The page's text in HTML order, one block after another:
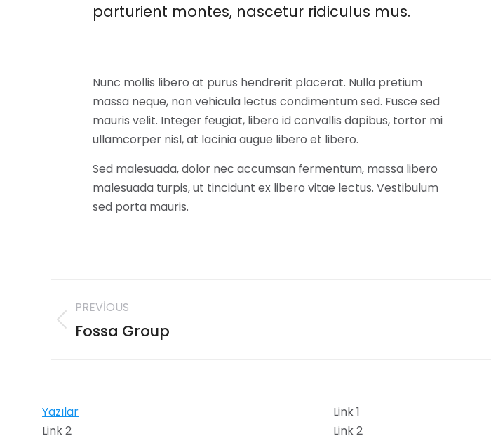
parturient montes, nascetur ridiculus mus.
Nunc mollis libero at purus hendrerit placerat. Nulla pretium
massa neque, non vehicula lectus condimentum sed. Fusce sed
mauris velit. Integer feugiat, libero id convallis dapibus, tortor mi
ullamcorper nisl, at lacinia augue libero et libero.
Sed malesuada, dolor nec accumsan fermentum, massa libero
malesuada turpis, ut tincidunt ex libero vitae lectus. Vestibulum
sed porta mauris.
PREVIOUS
Fossa Group
Yazılar
Link 2
Link 1
Link 2